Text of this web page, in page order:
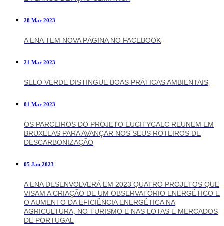
28 Mar 2023
A ENA TEM NOVA PÁGINA NO FACEBOOK
21 Mar 2023
SELO VERDE DISTINGUE BOAS PRÁTICAS AMBIENTAIS
01 Mar 2023
OS PARCEIROS DO PROJETO EUCITYCALC REUNEM EM
BRUXELAS PARA AVANÇAR NOS SEUS ROTEIROS DE
DESCARBONIZAÇÃO
05 Jan 2023
A ENA DESENVOLVERÁ EM 2023 QUATRO PROJETOS QUE
VISAM A CRIAÇÃO DE UM OBSERVATÓRIO ENERGÉTICO E
O AUMENTO DA EFICIÊNCIA ENERGÉTICA NA
AGRICULTURA, NO TURISMO E NAS LOTAS E MERCADOS
DE PORTUGAL